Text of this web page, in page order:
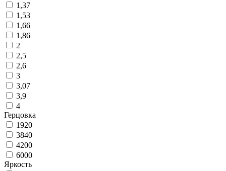
1,37
1,53
1,66
1,86
2
2,5
2,6
3
3,07
3,9
4
Герцовка
1920
3840
4200
6000
Яркость